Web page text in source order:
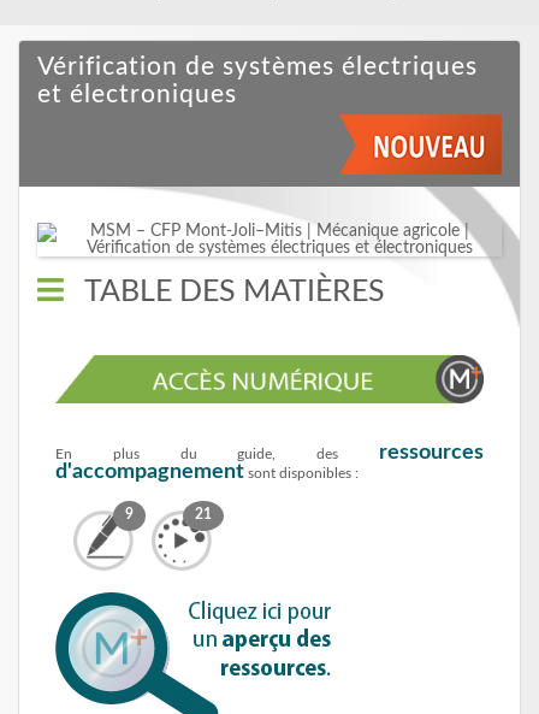
Vérification de systèmes électriques
et électroniques
TABLE DES MATIÈRES
En plus du guide, des ressources
d'accompagnement sont disponibles :
9 21